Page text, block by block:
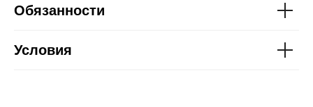
Обязанности
Условия